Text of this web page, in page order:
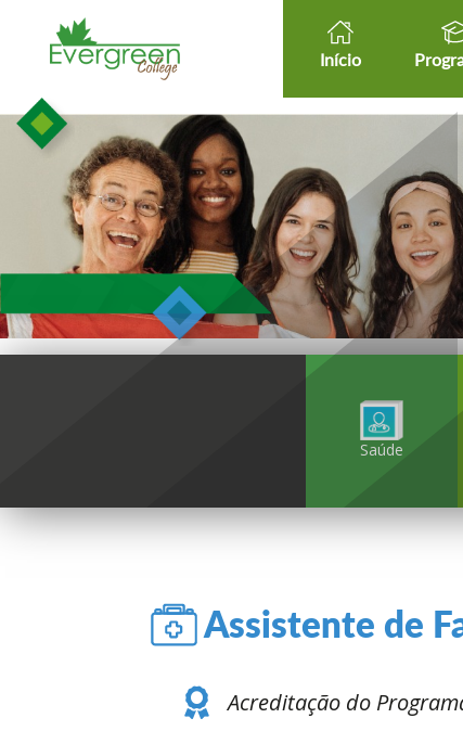
Início
Saúde
Assistente de
Acreditação do